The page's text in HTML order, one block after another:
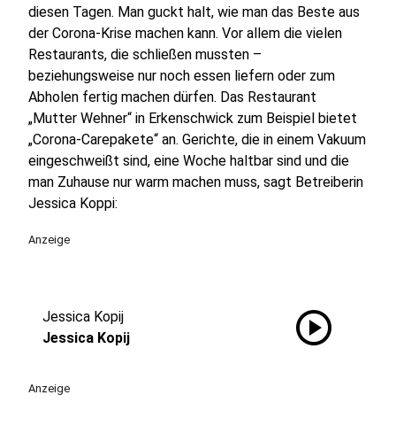
diesen Tagen. Man guckt halt, wie man das Beste aus
der Corona-Krise machen kann. Vor allem die vielen
Restaurants, die schließen mussten –
beziehungsweise nur noch essen liefern oder zum
Abholen fertig machen dürfen. Das Restaurant
„Mutter Wehner“ in Erkenschwick zum Beispiel bietet
„Corona-Carepakete“ an. Gerichte, die in einem Vakuum
eingeschweißt sind, eine Woche haltbar sind und die
man Zuhause nur warm machen muss, sagt Betreiberin
Jessica Koppi:
Anzeige
Jessica Kopij
Jessica Kopij
play_circle
Anzeige